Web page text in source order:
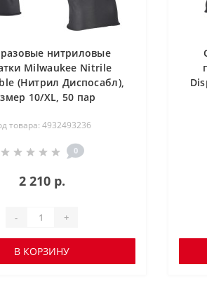
нитриловые
Milwaukee Nitrile
(Нитрил Диспосабл),
10/XL, 50 пар
товара: 4932493236
0
2 210 р.
- +
В КОРЗИНУ